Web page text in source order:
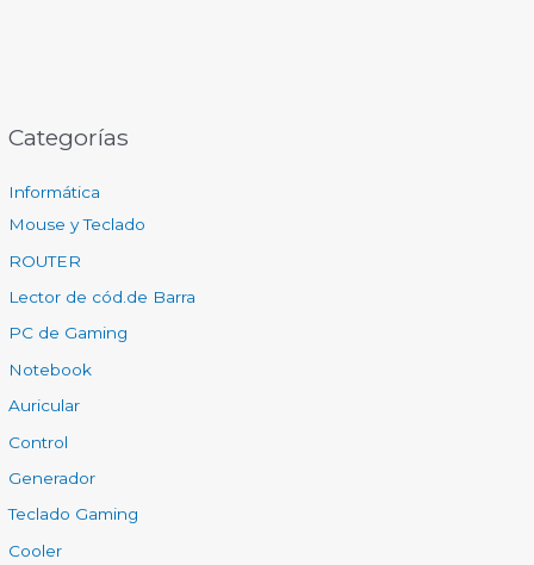
Categorías
Informática
Mouse y Teclado
ROUTER
Lector de cód.de Barra
PC de Gaming
Notebook
Auricular
Control
Generador
Teclado Gaming
Cooler